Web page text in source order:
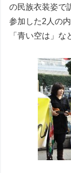
の民族衣装姿で
参加した2人の
「青い空は」な